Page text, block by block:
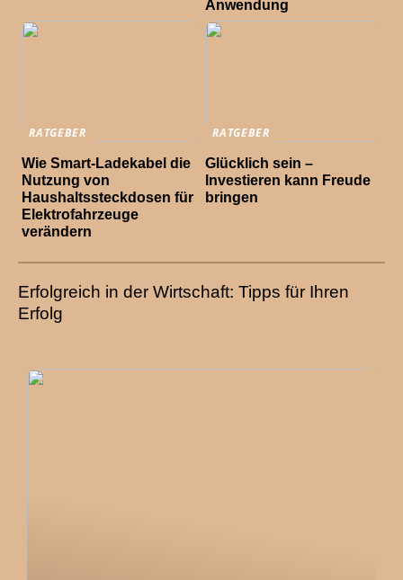
Anwendung
RATGEBER
Wie Smart-Ladekabel die
Nutzung von
Haushaltssteckdosen für
Elektrofahrzeuge
verändern
RATGEBER
Glücklich sein –
Investieren kann Freude
bringen
Erfolgreich in der Wirtschaft: Tipps für Ihren
Erfolg